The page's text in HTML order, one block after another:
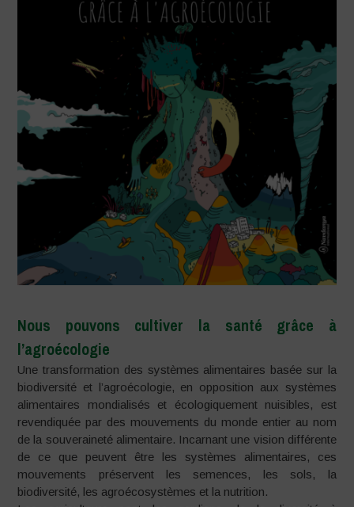
Nous pouvons cultiver la santé grâce à
l’agroécologie
Une transformation des systèmes alimentaires basée sur la
biodiversité et l’agroécologie, en opposition aux systèmes
alimentaires mondialisés et écologiquement nuisibles, est
revendiquée par des mouvements du monde entier au nom
de la souveraineté alimentaire. Incarnant une vision différente
de ce que peuvent être les systèmes alimentaires, ces
mouvements préservent les semences, les sols, la
biodiversité, les agroécosystèmes et la nutrition.